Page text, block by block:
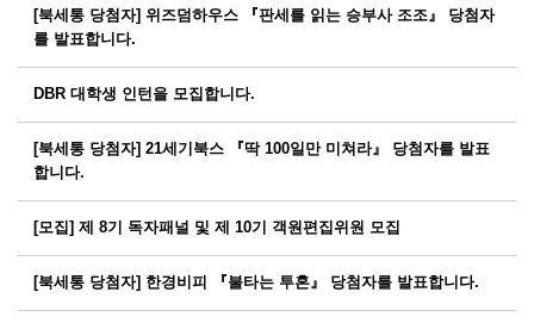
[북세통 당첨자] 위즈덤하우스 『판세를 읽는 승부사 조조』 당첨자
를 발표합니다.
DBR 대학생 인턴을 모집합니다.
[북세통 당첨자] 21세기북스 『딱 100일만 미쳐라』 당첨자를 발표
합니다.
[모집] 제 8기 독자패널 및 제 10기 객원편집위원 모집
[북세통 당첨자] 한경비피 『불타는 투혼』 당첨자를 발표합니다.